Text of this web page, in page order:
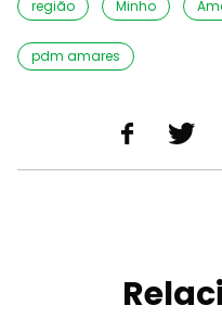
região Minho
pdm amares